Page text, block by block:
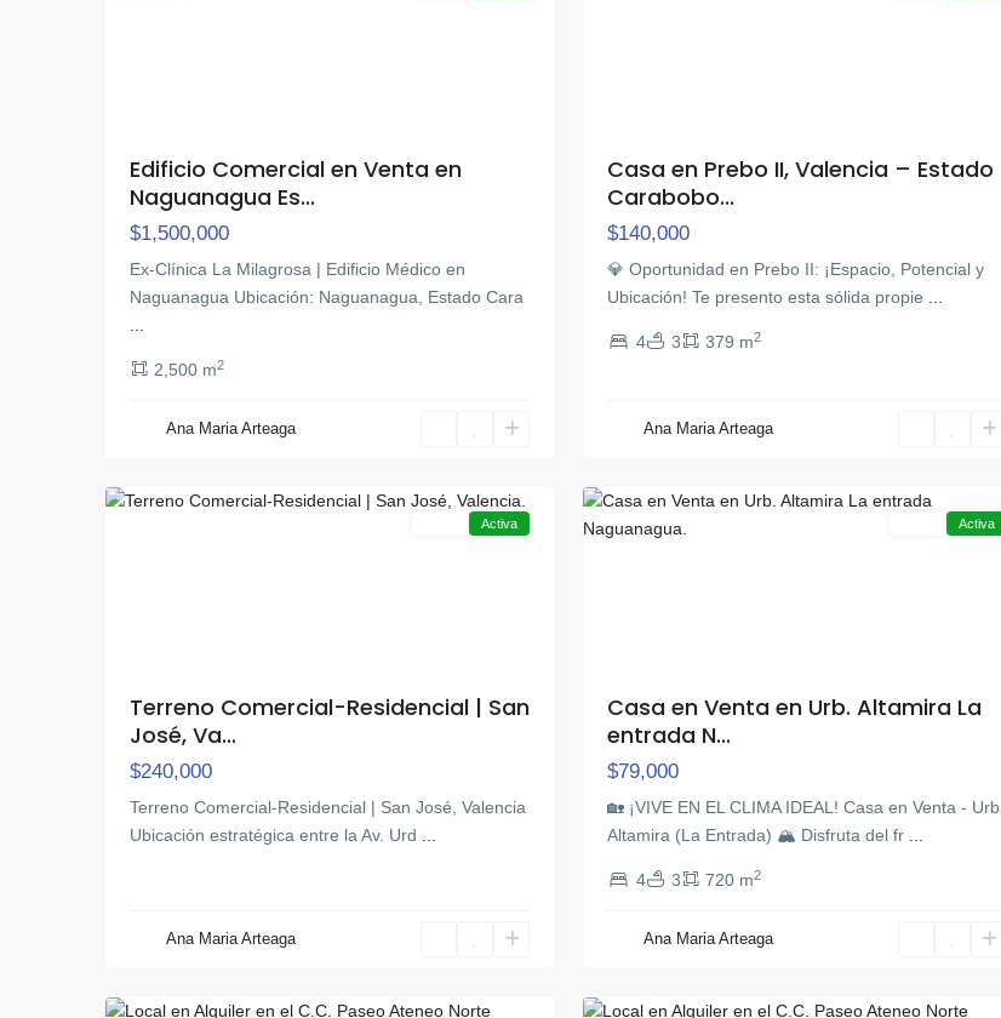
Edificio Comercial en Venta en
Naguanagua Es...
$1,500,000
Ex-Clínica La Milagrosa | Edificio Médico en
Naguanagua Ubicación: Naguanagua, Estado Cara
2,500 m2
Ana Maria Arteaga
Casa en Prebo II, Valencia – Estado
Carabobo...
$140,000
💎 Oportunidad en Prebo II: ¡Espacio, Potencial y
Ubicación! Te presento esta sólida propie ...
4 3 379 m2
Ana Maria Arteaga
Av
Norte,
Activa
Terreno Comercial-Residencial | San
José, Va...
$240,000
Terreno Comercial-Residencial | San José, Valencia
​Ubicación estratégica entre la Av. Urd ...
Ana Maria Arteaga
Entrada,
Activa
Casa en Venta en Urb. Altamira La
entrada N...
$79,000
​🏡 ¡VIVE EN EL CLIMA IDEAL! Casa en Venta - Urb.
Altamira (La Entrada) 🏔️ ​Disfruta del fr
4 3 720 m2
Ana Maria Arteaga
Norte,
Av
Norte,